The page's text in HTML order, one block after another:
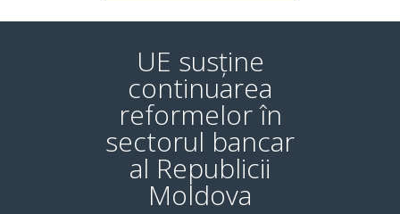
UE susține
continuarea
reformelor în
sectorul bancar
al Republicii
Moldova